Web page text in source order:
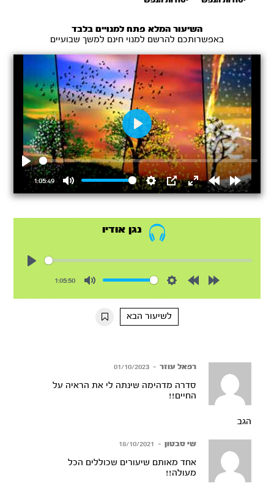
השיעור המלא פתח למנויים בלבד
באפשרותכם להרשם למנוי חינם למשך שבועיים
Play
1:05:49
Mute Settings
PIP
EnterRewindForward
Play
נגן אודיו
1:05:50
לשיעור הבא
רפאל עוזר –
01/10/2023
סדרה מדהימה שינתה לי את הראיה על
החיים!!
הגב
שי סבטון –
18/10/2021
אחד מאותם שיעורים שכוללים הכל
מעולה!!